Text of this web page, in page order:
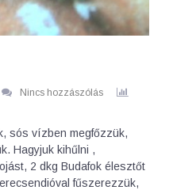
Nincs hozzászólás
sós vízben megfőzzük,
Hagyjuk kihűlni ,
2 dkg Budafok élesztőt
fűszerezzük,